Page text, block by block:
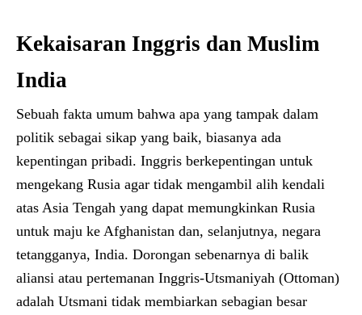
Kekaisaran Inggris dan Muslim
India
Sebuah fakta umum bahwa apa yang tampak dalam
politik sebagai sikap yang baik, biasanya ada
kepentingan pribadi. Inggris berkepentingan untuk
mengekang Rusia agar tidak mengambil alih kendali
atas Asia Tengah yang dapat memungkinkan Rusia
untuk maju ke Afghanistan dan, selanjutnya, negara
tetangganya, India. Dorongan sebenarnya di balik
aliansi atau pertemanan Inggris-Utsmaniyah (Ottoman)
adalah Utsmani tidak membiarkan sebagian besar